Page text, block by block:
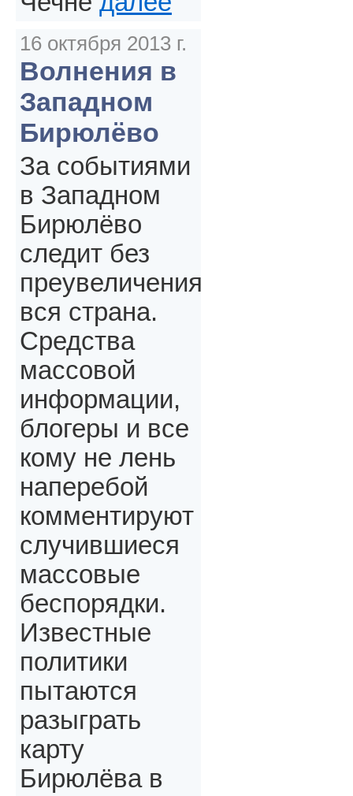
16 октября 2013 г.
Волнения в
Западном
Бирюлёво
За событиями
в Западном
Бирюлёво
следит без
преувеличения
вся страна.
Средства
массовой
информации,
блогеры и все
кому не лень
наперебой
комментируют
случившиеся
массовые
беспорядки.
Известные
политики
пытаются
разыграть
карту
Бирюлёва в